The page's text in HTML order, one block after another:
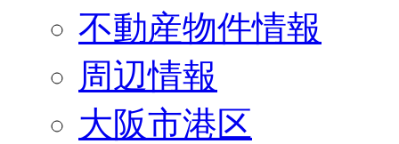
不動産物件情報
周辺情報
大阪市港区